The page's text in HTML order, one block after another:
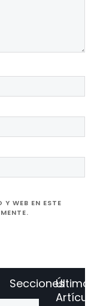
WEB EN ESTE
Secciones